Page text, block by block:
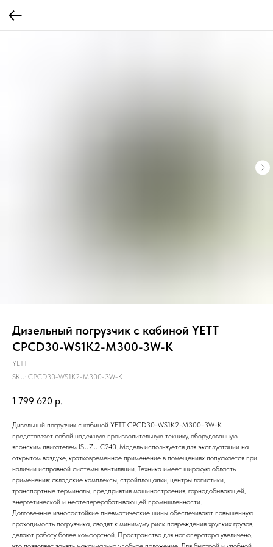
Дизельный погрузчик с кабиной YETT
CPCD30-WS1K2-M300-3W-K
YETT
SKU: CPCD30-WS1K2-M300-3W-K
1 799 620 р.
Дизельный погрузчик с кабиной YETT CPCD30-WS1K2-M300-3W-K
представляет собой надежную производительную технику, оборудованную
японским двигателем ISUZU C240. Модель используется для эксплуатации на
открытом воздухе, кратковременное применение в помещениях допускается при
наличии исправной системы вентиляции. Техника имеет широкую область
применения: складские комплексы, стройплощадки, центры логистики,
транспортные терминалы, предприятия машиностроения, горнодобывающей,
энергетической и нефтеперерабатывающей промышленности.
Долговечные износостойкие пневматические шины обеспечивают повышенную
проходимость погрузчика, сводят к минимуму риск повреждения хрупких грузов,
делают работу более комфортной. Пространство для ног оператора увеличено,